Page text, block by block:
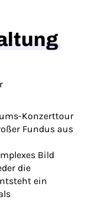
Konzerttour
Fundus aus
Bild
die
ein